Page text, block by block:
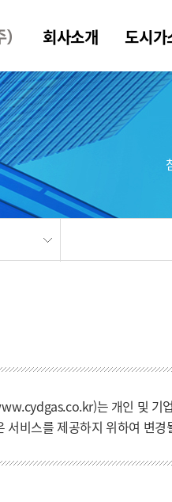
회사소개 도시가
는 개인 및 기
서비스를 제공하지 위하여 변